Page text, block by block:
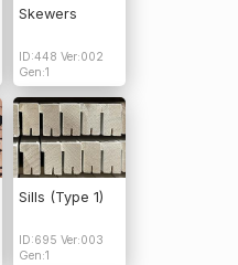
Skewers
ID:448 Ver:002
Gen:1
Sills (Type 1)
ID:695 Ver:003
Gen:1